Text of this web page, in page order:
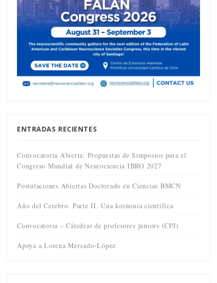
ENTRADAS RECIENTES
Convocatoria Abierta: Propuestas de Simposios para el
Congreso Mundial de Neurociencia IBRO 2027
Postulaciones Abiertas Doctorado en Ciencias BMCN
Año del Cerebro. Parte II. Una koinonía científica
Convocatoria – Cátedras de profesores juniors (CPJ)
Apoya a Lorena Mercado-López